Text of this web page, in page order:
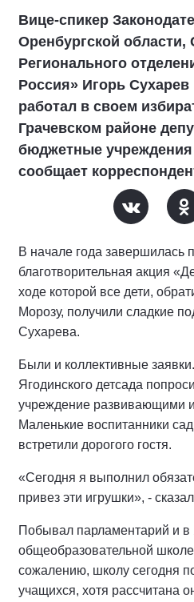
Вице-спикер
Оренбургской области,
Регионального
Россия» Игорь Сухарев
работал в своем
Грачевском районе
бюджетные учреждения
сообщает
В начале года завершилась
благотворительная акция
ходе которой все дети,
Морозу, получили сладкие
Сухарева.
Были и коллективные
Ягодинского детсада
учреждение развивающими
Маленькие воспитанники
встретили дорогого гостя.
«Сегодня я выполнил
привез эти игрушки», -
Побывал парламентарий и в
общеобразовательной
сожалению, школу сегодня
учащихся, хотя рассчитана